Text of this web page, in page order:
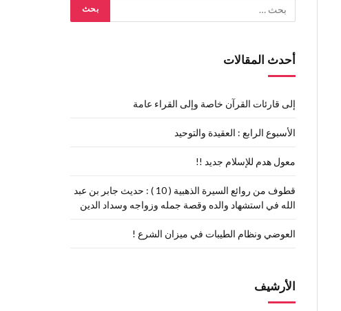
أحدث المقالات
إلى قارئات القرآن خاصة وإلى القراء عامة
الأسبوع الرابع : العقيدة والتوحيد
معول هدم للإسلام جديد !!
قطوف من روائع السيرة الذهبية ( 10 ) : حديث جابر بن عبد
الله في استشهاد والده وقصة جمله وزواجه وسداد الدين
العوضي ونظام الطيبات في ميزان الشرع !
الأرشيف